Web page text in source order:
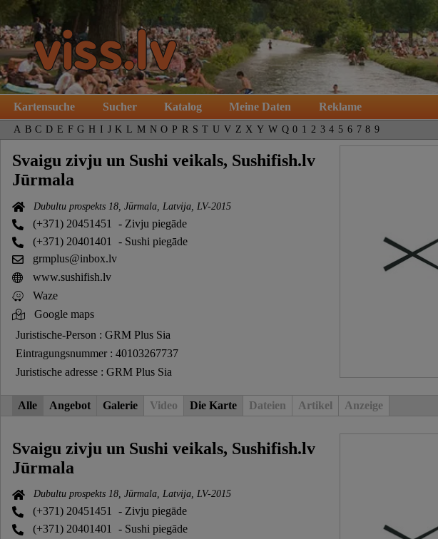
Kartensuche Sucher Katalog Meine Daten Reklame
A B C D E F G H I J K L M N O P R S T U V Z X Y W Q 0 1 2 3 4 5 6 7 8 9
Svaigu zivju un Sushi veikals, Sushifish.lv
Jūrmala
Dubultu prospekts 18, Jūrmala, Latvija, LV-2015
(+371) 20451451
- Zivju piegāde
(+371) 20401401
- Sushi piegāde
grmplus@inbox.lv
www.sushifish.lv
Waze
Google maps
Juristische-Person : GRM Plus Sia
Eintragungsnummer : 40103267737
Juristische adresse : GRM Plus Sia
Alle Angebot Galerie Video Die Karte Dateien Artikel Anzeige
Svaigu zivju un Sushi veikals, Sushifish.lv
Jūrmala
Dubultu prospekts 18, Jūrmala, Latvija, LV-2015
(+371) 20451451
- Zivju piegāde
(+371) 20401401
- Sushi piegāde